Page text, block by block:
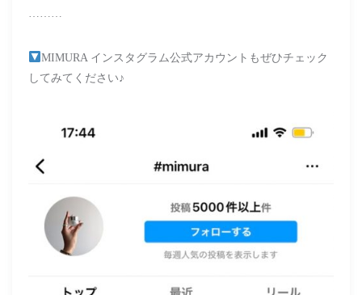
………
MIMURA インスタグラム公式アカウントもぜひチェック
してみてください♪